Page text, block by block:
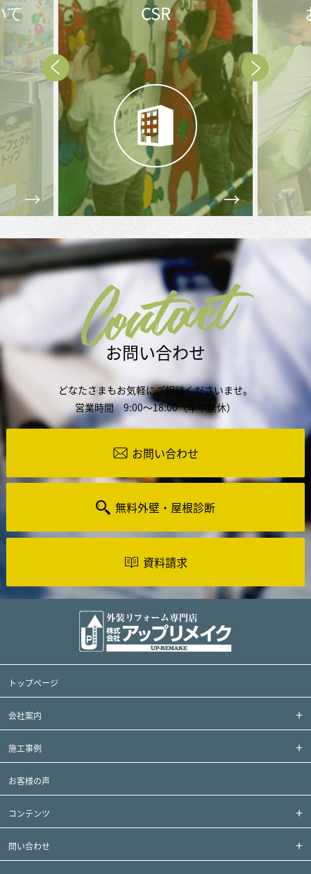
お問合せ後の
流れ
Prev Next
Contact
お問い合わせ
どなたさまもお気軽にご相談くださいませ。
営業時間 9:00～18:00（年中無休）
お問い合わせ
無料外壁・屋根診断
資料請求
トップページ
会社案内
施工事例
お客様の声
コンテンツ
問い合わせ